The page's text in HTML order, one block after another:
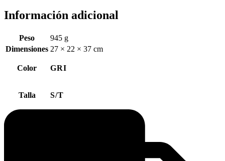
Información adicional
Peso
945 g
Dimensiones 27 × 22 × 37 cm
Color GRI
Talla S/T